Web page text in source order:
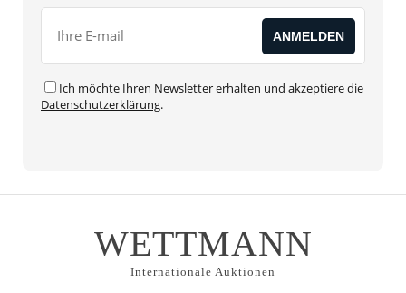
Ich möchte Ihren Newsletter erhalten und akzeptiere die
Datenschutzerklärung.
WETTMANN
Internationale Auktionen